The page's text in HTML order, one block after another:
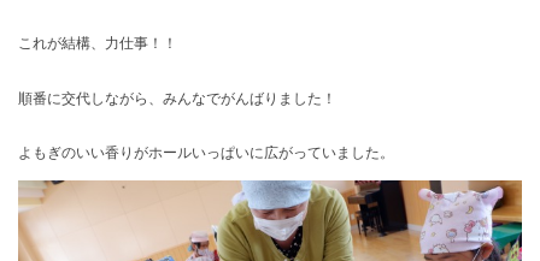
これが結構、力仕事！！
順番に交代しながら、みんなでがんばりました！
よもぎのいい香りがホールいっぱいに広がっていました。